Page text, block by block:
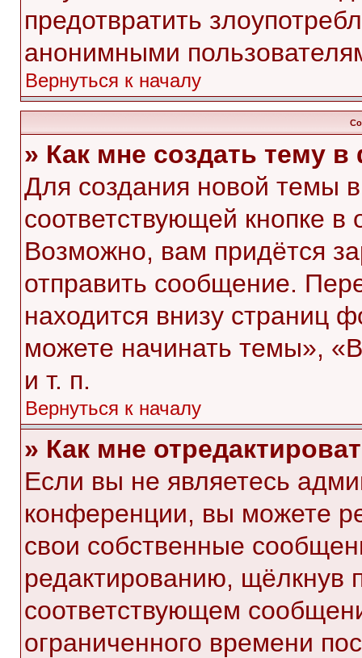
предотвратить
анонимными
Вернуться к началу
» Как мне создать тему
Для создания новой темы
соответствующей кнопке
Возможно, вам придётся
отправить сообщение.
находится внизу
можете начинать темы»,
и т. п.
Вернуться к началу
» Как мне
Если вы не являетесь
конференции, вы можете
свои собственные
редактированию, щёлкнув
соответствующем
ограниченного времени